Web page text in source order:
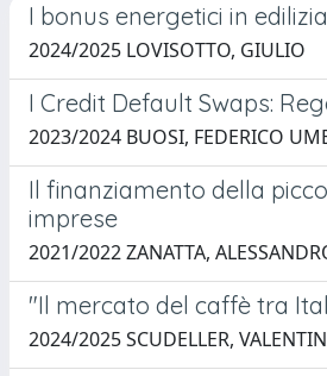
I bonus energetici in
2024/2025 LOVISOTTO, GIULIO
I Credit Default Swaps:
2023/2024 BUOSI, FEDERICO
Il finanziamento della
imprese
2021/2022 ZANATTA,
"Il mercato del caffè tra
2024/2025 SCUDELLER,